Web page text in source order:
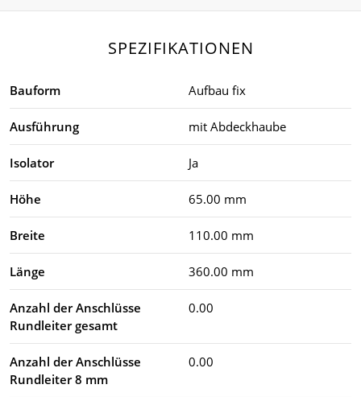
SPEZIFIKATIONEN
Bauform Aufbau fix
Ausführung mit Abdeckhaube
Isolator Ja
Höhe 65.00 mm
Breite 110.00 mm
Länge 360.00 mm
Anzahl der Anschlüsse
Rundleiter gesamt
0.00
Anzahl der Anschlüsse
Rundleiter 8 mm
0.00